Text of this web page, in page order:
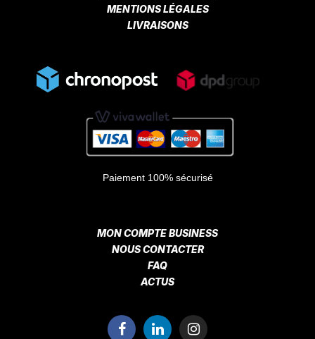
MENTIONS LÉGALES
LIVRAISONS
Paiement 100% sécurisé
MON COMPTE BUSINESS
NOUS CONTACTER
FAQ
ACTUS